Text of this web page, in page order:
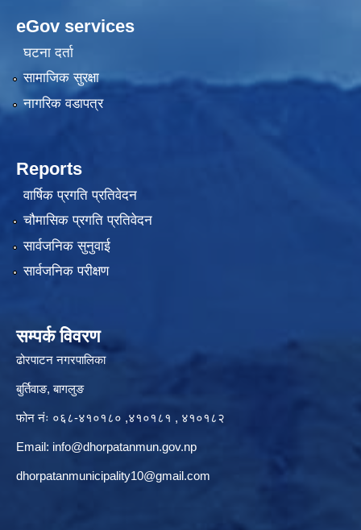
eGov services
घटना दर्ता
सामाजिक सुरक्षा
नागरिक वडापत्र
Reports
वार्षिक प्रगति प्रतिवेदन
चौमासिक प्रगति प्रतिवेदन
सार्वजनिक सुनुवाई
सार्वजनिक परीक्षण
सम्पर्क विवरण
ढोरपाटन नगरपालिका
बुर्तिवाङ, बागलुङ
फोन नंः ०६८-४१०१८० ,४१०१८१ , ४१०१८२
Email: info@dhorpatanmun.gov.np
dhorpatanmunicipality10@gmail.com